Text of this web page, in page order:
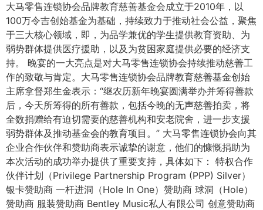
大马零售连锁协会品牌教育慈善基金会成立于2010年，以
100万令吉创始基金为基础，持续致力于推动社会公益，聚焦
于三大核心领域，即，为品学兼优的学生提供教育资助、为
弱势群体提供医疗援助，以及为贫困家庭提供必要的经济支
持。 晚宴的一大亮点是对大马零售连锁协会持续推动慈善工
作的致敬与肯定。大马零售连锁协会品牌教育慈善基金创始
主席拿督郑生金表示：“继农历新年晚宴圆满举办并筹得善款
后，今天所筹得的所有善款，包括今晚的无声慈善拍卖，将
全数捐赠给有迫切需要的慈善机构和安老院舍，进一步支援
弱势群体及推动基金会的教育项目。” 大马零售连锁协会向其
企业合作伙伴和赞助商表示诚挚的谢意，他们的慷慨捐助为
本次活动的成功举办提供了重要支持，具体如下： 特权合作
伙伴计划（Privilege Partnership Program (PPP) Silver）
银卡赞助商 一杆进洞（Hole In One）赞助商 球洞（Hole）
赞助商 服装赞助商 Bentley Music私人有限公司 创意赞助商